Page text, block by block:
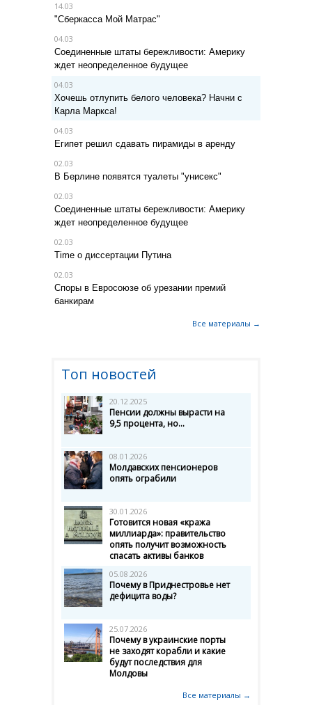
14.03
"Сберкасса Мой Матрас"
04.03
Соединенные штаты бережливости: Америку
ждет неопределенное будущее
04.03
Хочешь отлупить белого человека? Начни с
Карла Маркса!
04.03
Египет решил сдавать пирамиды в аренду
02.03
В Берлине появятся туалеты "унисекс"
02.03
Соединенные штаты бережливости: Америку
ждет неопределенное будущее
02.03
Time о диссертации Путина
02.03
Споры в Евросоюзе об урезании премий
банкирам
Все материалы →
Топ новостей
20.12.2025
Пенсии должны вырасти на
9,5 процента, но...
08.01.2026
Молдавских пенсионеров
опять ограбили
30.01.2026
Готовится новая «кража
миллиарда»: правительство
опять получит возможность
спасать активы банков
05.08.2026
Почему в Приднестровье нет
дефицита воды?
25.07.2026
Почему в украинские порты
не заходят корабли и какие
будут последствия для
Молдовы
Все материалы →